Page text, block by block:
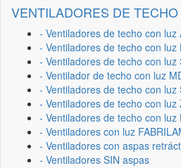
VENTILADORES DE
- Ventiladores de techo con luz
- Ventiladores de techo con luz
- Ventiladores de techo con luz
- Ventilador de techo con luz
- Ventiladores de techo con luz
- Ventiladores de techo con luz
- Ventiladores de techo con luz
- Ventiladores con luz
- Ventiladores con aspas
- Ventiladores SIN aspas